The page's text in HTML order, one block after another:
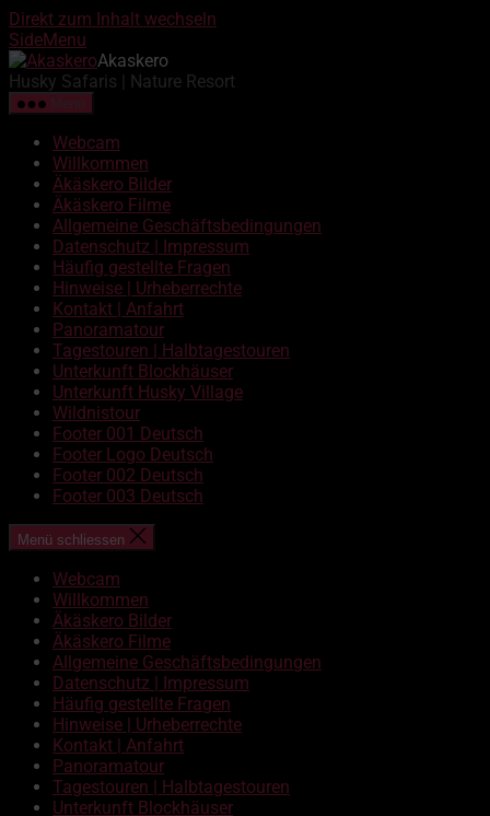
Direkt zum Inhalt wechseln
SideMenu
Akaskero
Husky Safaris | Nature Resort
Webcam
Willkommen
Äkäskero Bilder
Äkäskero Filme
Allgemeine Geschäftsbedingungen
Datenschutz | Impressum
Häufig gestellte Fragen
Hinweise | Urheberrechte
Kontakt | Anfahrt
Panoramatour
Tagestouren | Halbtagestouren
Unterkunft Blockhäuser
Unterkunft Husky Village
Wildnistour
Footer 001 Deutsch
Footer Logo Deutsch
Footer 002 Deutsch
Footer 003 Deutsch
Menü schliessen
Webcam
Willkommen
Äkäskero Bilder
Äkäskero Filme
Allgemeine Geschäftsbedingungen
Datenschutz | Impressum
Häufig gestellte Fragen
Hinweise | Urheberrechte
Kontakt | Anfahrt
Panoramatour
Tagestouren | Halbtagestouren
Unterkunft Blockhäuser